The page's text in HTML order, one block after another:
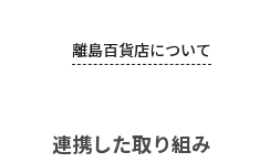
離島百貨店について
連携した取り組み